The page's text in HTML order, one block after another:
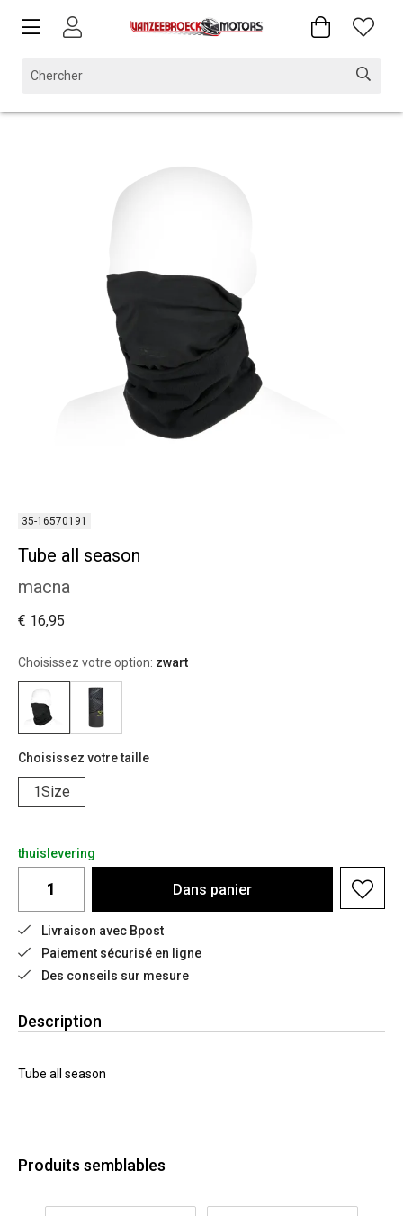
35-16570191
Tube all season
macna
€ 16,95
Choisissez votre option: zwart
Choisissez votre taille
1Size
thuislevering
Dans panier
Livraison avec Bpost
Paiement sécurisé en ligne
Des conseils sur mesure
Description
Tube all season
Produits semblables